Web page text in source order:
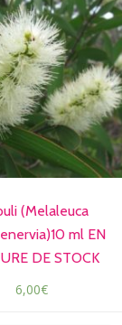
(Melaleuca
ml EN
DE STOCK
6,00€